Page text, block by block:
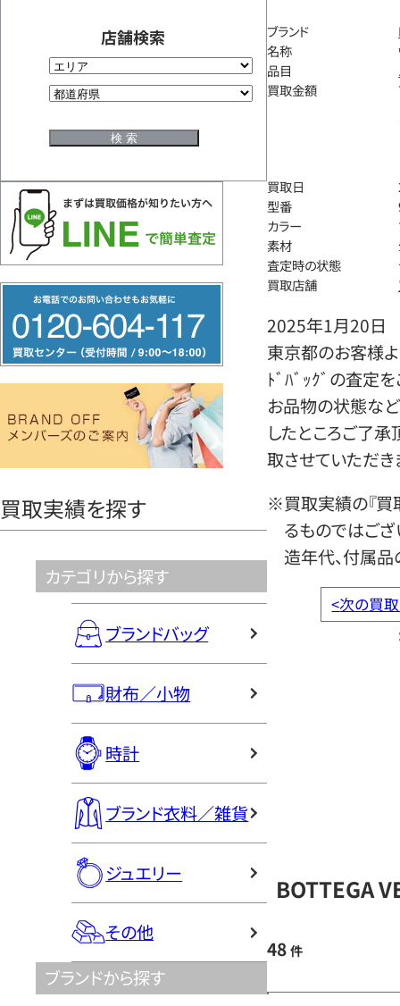
店舗検索
リ
ー
ヤ
買取実績を探す
カテゴリから探す
ブランドバッグ
財布／小物
時計
ブランド衣料／雑貨
ジュエリー
その他
ブランドから探す
ブランド
名称
品目
買取金額
買取日
型番
カラー
素材
査定時の状態
買取店舗
2025年1月20日
東京都のお客様よ
ﾄﾞﾊﾞｯｸﾞの査定を
お品物の状態など
したところご了
取させていただき
※買取実績の『買
るものではござ
造年代、付属品
<次の買
BOTTEGA
48 件